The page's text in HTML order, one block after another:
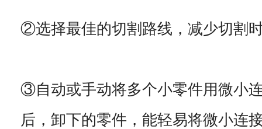
②选择最佳的切割路线，减少切割
③自动或手动将多个小零件用微小
后，卸下的零件，能轻易将微小连